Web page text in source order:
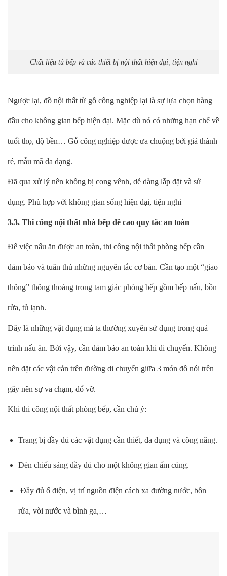
Chất liệu tủ bếp và các thiết bị nội thất hiện đại, tiện nghi
Ngược lại, đồ nội thất từ gỗ công nghiệp lại là sự lựa chọn hàng
đầu cho không gian bếp hiện đại. Mặc dù nó có những hạn chế về
tuổi thọ, độ bền… Gỗ công nghiệp được ưa chuộng bởi giá thành
rẻ, mẫu mã đa dạng.
Đã qua xử lý nên không bị cong vênh, dễ dàng lắp đặt và sử
dụng. Phù hợp với không gian sống hiện đại, tiện nghi
3.3. Thi công nội thất nhà bếp đề cao quy tắc an toàn
Để việc nấu ăn được an toàn, thi công nội thất phòng bếp cần
đảm bảo và tuân thủ những nguyên tắc cơ bản. Cần tạo một “giao
thông” thông thoáng trong tam giác phòng bếp gồm bếp nấu, bồn
rửa, tủ lạnh.
Đây là những vật dụng mà ta thường xuyên sử dụng trong quá
trình nấu ăn. Bởi vậy, cần đảm bảo an toàn khi di chuyển. Không
nên đặt các vật cản trên đường di chuyển giữa 3 món đồ nói trên
gây nên sự va chạm, đổ vỡ.
Khi thi công nội thất phòng bếp, cần chú ý:
Trang bị đầy đủ các vật dụng cần thiết, đa dụng và công năng.
Đèn chiếu sáng đầy đủ cho một không gian ấm cúng.
Đầy đủ ổ điện, vị trí nguồn điện cách xa đường nước, bồn
rửa, vòi nước và bình ga,…